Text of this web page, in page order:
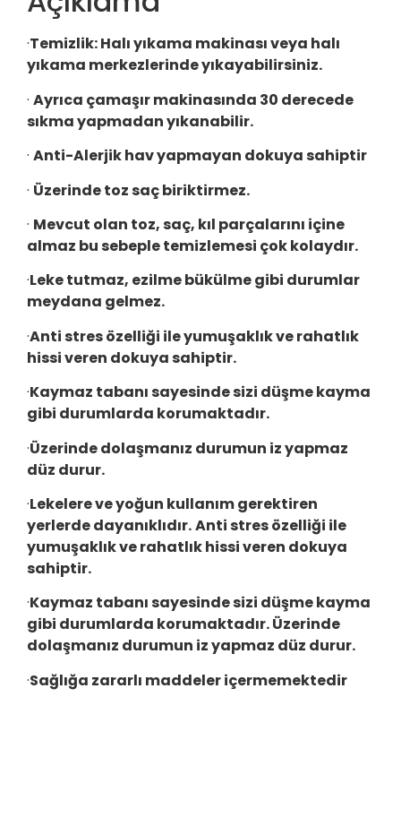
·Temizlik:Halı yıkama makinası veya halı
yıkama merkezlerinde yıkayabilirsiniz.
· Ayrıca çamaşır makinasında 30 derecede
sıkma yapmadan yıkanabilir.
· Anti-Alerjik hav yapmayan dokuya sahiptir
· Üzerinde toz saç biriktirmez.
· Mevcut olan toz, saç, kıl parçalarını içine
almaz bu sebeple temizlemesi çok kolaydır.
·Leke tutmaz, ezilme bükülme gibi durumlar
meydana gelmez.
·Anti stres özelliği ile yumuşaklık ve rahatlık
hissi veren dokuya sahiptir.
·Kaymaz tabanı sayesinde sizi düşme kayma
gibi durumlarda korumaktadır.
·Üzerinde dolaşmanız durumun iz yapmaz
düz durur.
·Lekelere ve yoğun kullanım gerektiren
yerlerde dayanıklıdır.Anti stres özelliği ile
yumuşaklık ve rahatlık hissi veren dokuya
sahiptir.
·Kaymaz tabanı sayesinde sizi düşme kayma
gibi durumlarda korumaktadır. Üzerinde
dolaşmanız durumun iz yapmaz düz durur.
·Sağlığa zararlı maddeler içermemektedir